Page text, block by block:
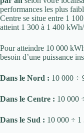
performances les plus
Centre se situe entre 1
atteint 1 300 à 1 400
Pour atteindre 10 000
besoin d’une puissance
Dans le Nord : 10 000 ÷
Dans le Centre : 10 000
Dans le Sud : 10 000 ÷ 1